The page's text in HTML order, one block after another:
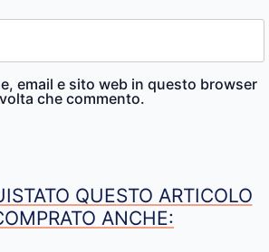
email e sito web in questo browser
che commento.
QUESTO ARTICOLO
ANCHE: